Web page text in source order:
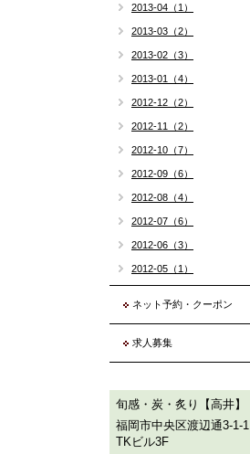
2013-04（1）
2013-03（2）
2013-02（3）
2013-01（4）
2012-12（2）
2012-11（2）
2012-10（7）
2012-09（6）
2012-08（4）
2012-07（6）
2012-06（3）
2012-05（1）
ネット予約・クーポン
求人募集
旬感・炭・炙り【高井】
福岡市中央区渡辺通3-1-1
TKビル3F